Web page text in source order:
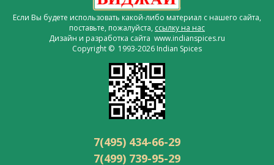
Если Вы будете использовать какой-либо материал с нашего сайта,
поставьте, пожалуйста, ссылку на нас
Дизайн и разработка сайта www.indianspices.ru
Copyright © 1993-2026 Indian Spices
7(495) 434-66-29
7(499) 739-95-29